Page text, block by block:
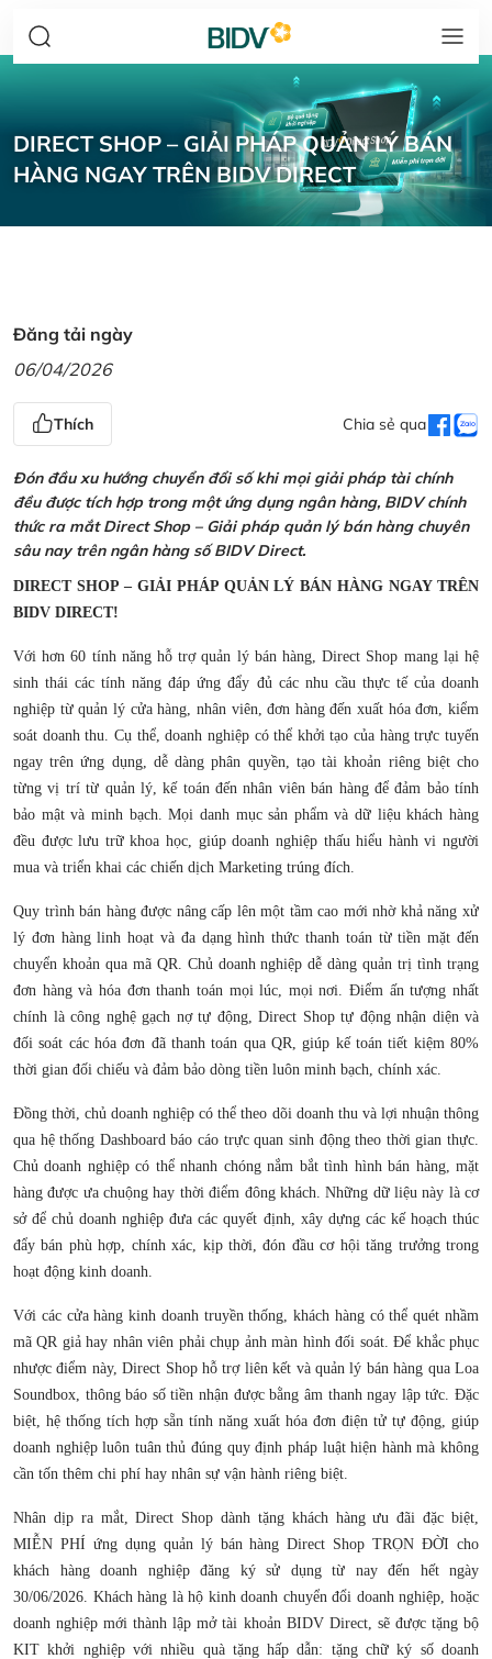
DIRECT SHOP – GIẢI PHÁP QUẢN LÝ BÁN
HÀNG NGAY TRÊN BIDV DIRECT
Đăng tải ngày
06/04/2026
Thích Chia sẻ qua
Đón đầu xu hướng chuyển đổi số khi mọi giải pháp tài chính
đều được tích hợp trong một ứng dụng ngân hàng, BIDV chính
thức ra mắt Direct Shop – Giải pháp quản lý bán hàng chuyên
sâu nay trên ngân hàng số BIDV Direct.
DIRECT SHOP – GIẢI PHÁP QUẢN LÝ BÁN HÀNG NGAY TRÊN
BIDV DIRECT!
Với hơn 60 tính năng hỗ trợ quản lý bán hàng, Direct Shop mang lại hệ
sinh thái các tính năng đáp ứng đẩy đủ các nhu cầu thực tế của doanh
nghiệp từ quản lý cửa hàng, nhân viên, đơn hàng đến xuất hóa đơn, kiểm
soát doanh thu. Cụ thể, doanh nghiệp có thể khởi tạo của hàng trực tuyến
ngay trên ứng dụng, dễ dàng phân quyền, tạo tài khoản riêng biệt cho
từng vị trí từ quản lý, kế toán đến nhân viên bán hàng để đảm bảo tính
bảo mật và minh bạch. Mọi danh mục sản phẩm và dữ liệu khách hàng
đều được lưu trữ khoa học, giúp doanh nghiệp thấu hiểu hành vi người
mua và triển khai các chiến dịch Marketing trúng đích.
Quy trình bán hàng được nâng cấp lên một tầm cao mới nhờ khả năng xử
lý đơn hàng linh hoạt và đa dạng hình thức thanh toán từ tiền mặt đến
chuyển khoản qua mã QR. Chủ doanh nghiệp dễ dàng quản trị tình trạng
đơn hàng và hóa đơn thanh toán mọi lúc, mọi nơi. Điểm ấn tượng nhất
chính là công nghệ gạch nợ tự động, Direct Shop tự động nhận diện và
đối soát các hóa đơn đã thanh toán qua QR, giúp kế toán tiết kiệm 80%
thời gian đối chiếu và đảm bảo dòng tiền luôn minh bạch, chính xác.
Đồng thời, chủ doanh nghiệp có thể theo dõi doanh thu và lợi nhuận thông
qua hệ thống Dashboard báo cáo trực quan sinh động theo thời gian thực.
Chủ doanh nghiệp có thể nhanh chóng nắm bắt tình hình bán hàng, mặt
hàng được ưa chuộng hay thời điểm đông khách. Những dữ liệu này là cơ
sở để chủ doanh nghiệp đưa các quyết định, xây dựng các kế hoạch thúc
đẩy bán phù hợp, chính xác, kịp thời, đón đầu cơ hội tăng trưởng trong
hoạt động kinh doanh.
Với các cửa hàng kinh doanh truyền thống, khách hàng có thể quét nhầm
mã QR giả hay nhân viên phải chụp ảnh màn hình đối soát. Để khắc phục
nhược điểm này, Direct Shop hỗ trợ liên kết và quản lý bán hàng qua Loa
Soundbox, thông báo số tiền nhận được bằng âm thanh ngay lập tức. Đặc
biệt, hệ thống tích hợp sẵn tính năng xuất hóa đơn điện tử tự động, giúp
doanh nghiệp luôn tuân thủ đúng quy định pháp luật hiện hành mà không
cần tốn thêm chi phí hay nhân sự vận hành riêng biệt.
Nhân dịp ra mắt, Direct Shop dành tặng khách hàng ưu đãi đặc biệt,
MIỄN PHÍ ứng dụng quản lý bán hàng Direct Shop TRỌN ĐỜI cho
khách hàng doanh nghiệp đăng ký sử dụng từ nay đến hết ngày
30/06/2026. Khách hàng là hộ kinh doanh chuyển đổi doanh nghiệp, hoặc
doanh nghiệp mới thành lập mở tài khoản BIDV Direct, sẽ được tặng bộ
KIT khởi nghiệp với nhiều quà tặng hấp dẫn: tặng chữ ký số doanh